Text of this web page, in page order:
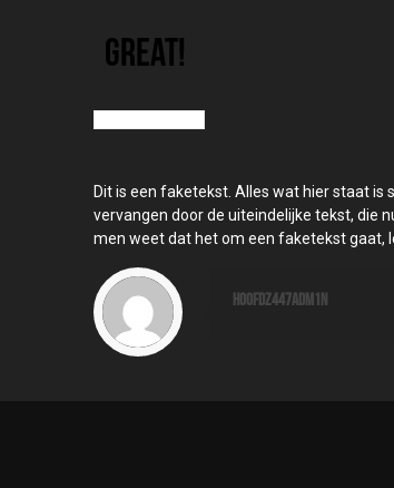
great!
Dit is een faketekst. Alles wat hier staat
vervangen door de uiteindelijke tekst, die
men weet dat het om een faketekst gaat,
H00fdZ447adm1n